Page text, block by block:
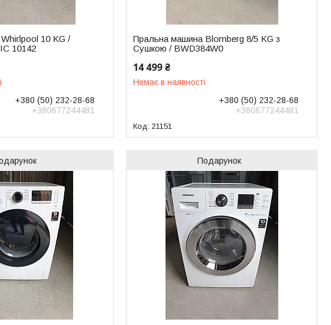
10 KG /
10142
+380 (50) 232-28-68
+380677244481
Пральна машина Blomberg 8/5 KG з
Сушкою / BWD384W0
14 499 ₴
Немає в наявності
+380 (50) 232-28-68
+380677244481
21151
Подарунок